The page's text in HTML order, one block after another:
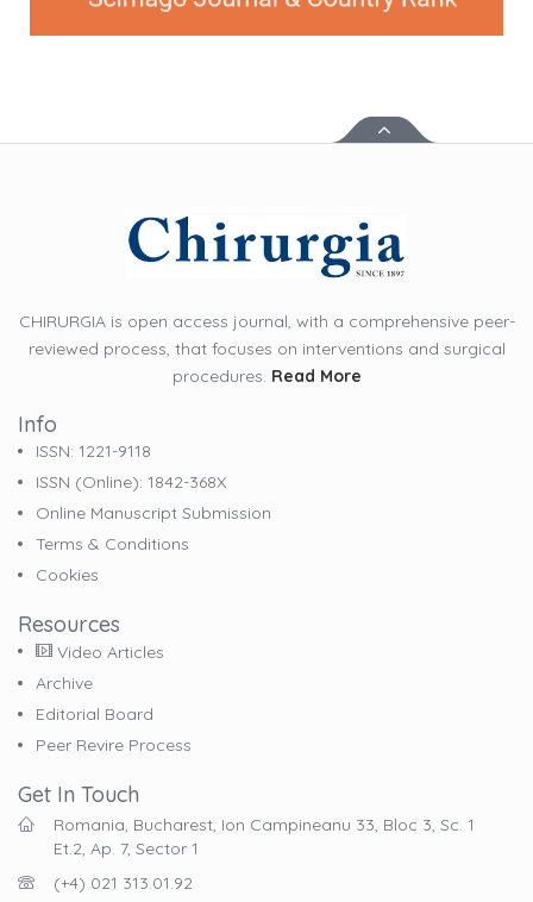
CHIRURGIA is open access journal, with a comprehensive peer-
reviewed process, that focuses on interventions and surgical
procedures. Read More
Info
ISSN: 1221-9118
ISSN (online): 1842-368X
Online Manuscript Submission
Terms & Conditions
Cookies
Resources
Video Articles
Archive
Editorial Board
Peer Revire Process
Get In Touch
Romania, Bucharest, Ion Campineanu 33, Bloc 3, Sc. 1
Et.2, Ap. 7, Sector 1
(+4) 021 313.01.92